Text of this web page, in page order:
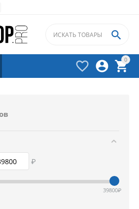
0




₽
39800₽